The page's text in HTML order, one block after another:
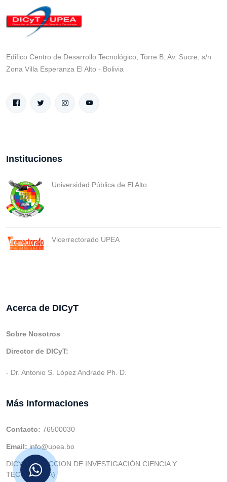
Edifico Centro de Desarrollo Tecnológico, Torre B, Av. Sucre, s/n
Zona Villa Esperanza El Alto - Bolivia
Instituciones
Universidad Pública de El Alto
Vicerrectorado UPEA
Acerca de DICyT
Sobre Nosotros
Director de DICyT:
- Dr. Antonio S. López Andrade Ph. D.
Más Informaciones
Contacto: 76500030
Email:info@upea.bo
DICYT (DIRECCION DE INVESTIGACIÓN CIENCIA Y
TECNOLOGIA)